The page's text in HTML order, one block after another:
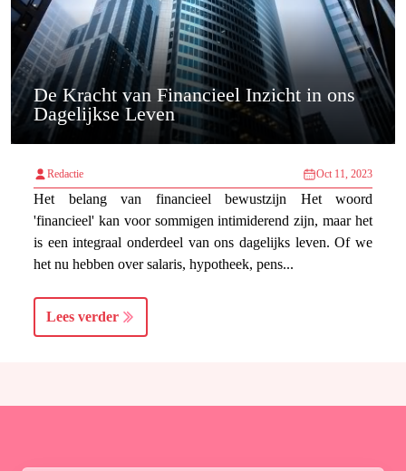
De Kracht van Financieel Inzicht in ons
Dagelijkse Leven
Redactie Oct 11, 2023
Het belang van financieel bewustzijn Het woord
'financieel' kan voor sommigen intimiderend zijn, maar het
is een integraal onderdeel van ons dagelijks leven. Of we
het nu hebben over salaris, hypotheek, pens...
Lees verder